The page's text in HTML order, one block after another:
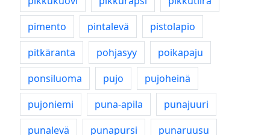
pimento
pintalevä
pistolapio
pitkäranta
pohjasyy
poikapaju
ponsiluoma
pujo
pujoheinä
pujoniemi
puna-apila
punajuuri
punalevä
punapursi
punaruusu